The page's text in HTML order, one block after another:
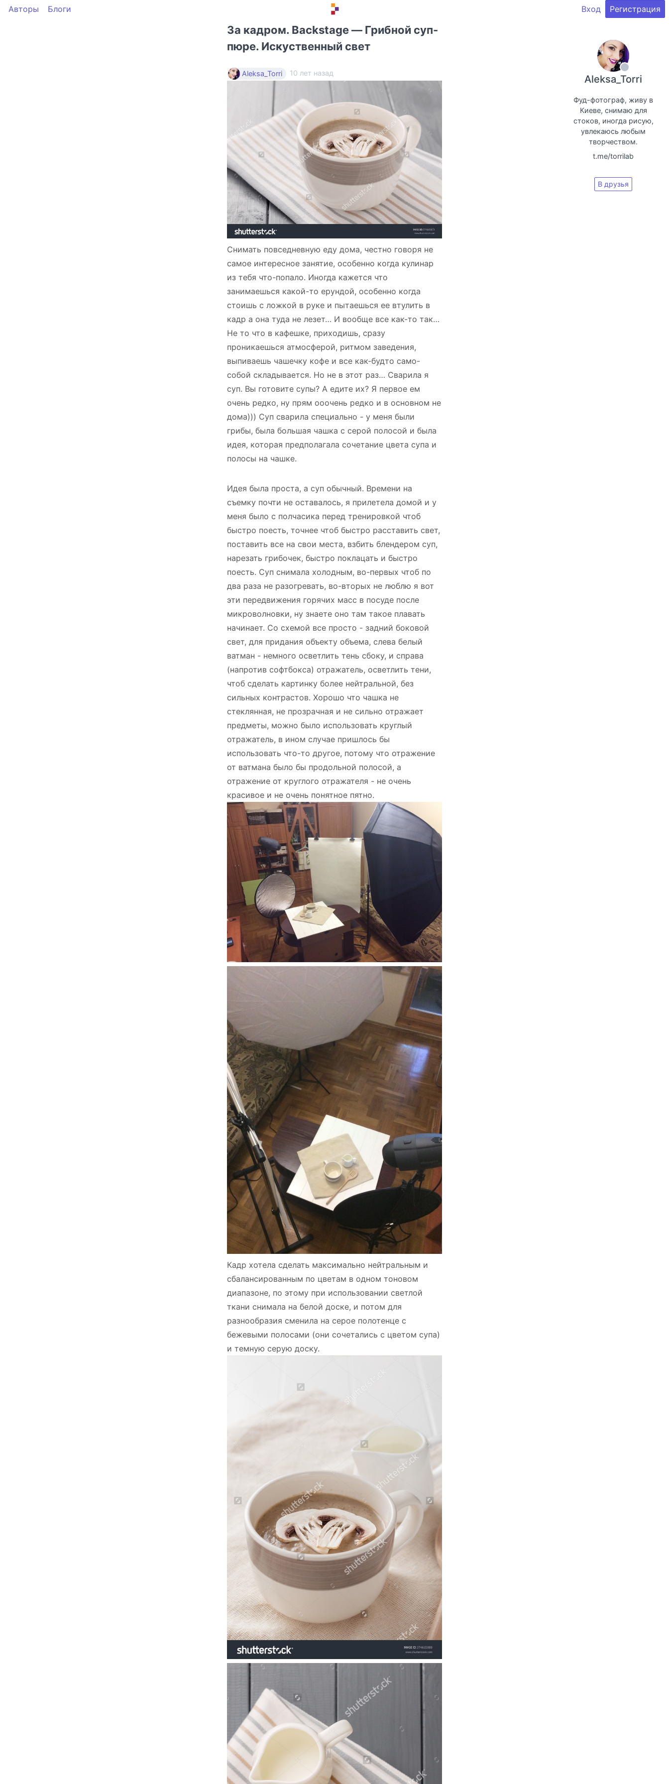
Авторы Блоги Вход Регистрация
За кадром. Backstage — Грибной суп-
пюре. Искуственный свет
Aleksa_Torri 10 лет назад
Снимать повседневную еду дома, честно говоря не
самое интересное занятие, особенно когда кулинар
из тебя что-попало. Иногда кажется что
занимаешься какой-то ерундой, особенно когда
стоишь с ложкой в руке и пытаешься ее втулить в
кадр а она туда не лезет… И вообще все как-то так…
Не то что в кафешке, приходишь, сразу
проникаешься атмосферой, ритмом заведения,
выпиваешь чашечку кофе и все как-будто само-
собой складывается. Но не в этот раз… Сварила я
суп. Вы готовите супы? А едите их? Я первое ем
очень редко, ну прям ооочень редко и в основном не
дома))) Суп сварила специально - у меня были
грибы, была большая чашка с серой полосой и была
идея, которая предполагала сочетание цвета супа и
полосы на чашке.
Идея была проста, а суп обычный. Времени на
съемку почти не оставалось, я прилетела домой и у
меня было с полчасика перед тренировкой чтоб
быстро поесть, точнее чтоб быстро расставить свет,
поставить все на свои места, взбить блендером суп,
нарезать грибочек, быстро поклацать и быстро
поесть. Суп снимала холодным, во-первых чтоб по
два раза не разогревать, во-вторых не люблю я вот
эти передвижения горячих масс в посуде после
микроволновки, ну знаете оно там такое плавать
начинает. Со схемой все просто - задний боковой
свет, для придания объекту объема, слева белый
ватман - немного осветлить тень сбоку, и справа
(напротив софтбокса) отражатель, осветлить тени,
чтоб сделать картинку более нейтральной, без
сильных контрастов. Хорошо что чашка не
стеклянная, не прозрачная и не сильно отражает
предметы, можно было использовать круглый
отражатель, в ином случае пришлось бы
использовать что-то другое, потому что отражение
от ватмана было бы продольной полосой, а
отражение от круглого отражателя - не очень
красивое и не очень понятное пятно.
Кадр хотела сделать максимально нейтральным и
сбалансированным по цветам в одном тоновом
диапазоне, по этому при использовании светлой
ткани снимала на белой доске, и потом для
разнообразия сменила на серое полотенце с
бежевыми полосами (они сочетались с цветом супа)
и темную серую доску.
Aleksa_Torri
Фуд-фотограф, живу в
Киеве, снимаю для
стоков, иногда рисую,
увлекаюсь любым
творчеством.
t.me/torrilab
В друзья